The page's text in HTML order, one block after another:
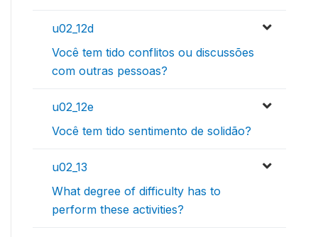
u02_12d
Você tem tido conflitos ou discussões
com outras pessoas?
u02_12e
Você tem tido sentimento de solidão?
u02_13
What degree of difficulty has to
perform these activities?